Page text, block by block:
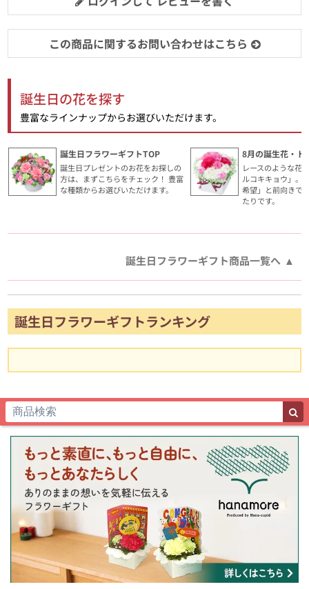
この商品に関するお問い合わせはこちら
誕生日の花を探す
豊富なラインナップからお選びいただけます。
誕生日フラワーギフトTOP
誕生日プレゼントのお花をお探しの
方は、まずこちらをチェック！ 豊富
な種類からお選びいただけます。
8月の誕生花・ト
レースのような花
ルコキキョウ」。
希望」と前向きで
たりです。
誕生日フラワーギフト商品一覧へ
誕生日フラワーギフトランキング